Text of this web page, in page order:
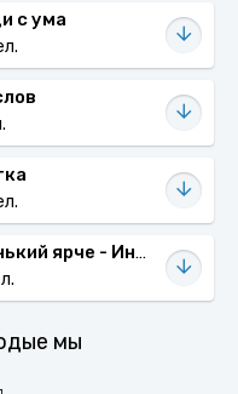
с ума
Lovv66 & Маленький ярче - Интернет лав
мы